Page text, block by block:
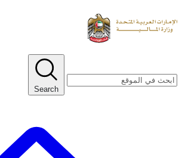
Search